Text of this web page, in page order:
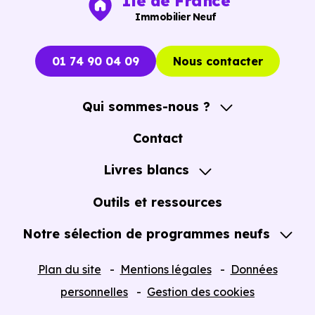
immobiliers neufs à Villeparisis (77270)
Immobilier Neuf
01 74 90 04 09 Nous contacter
Qui sommes-nous ?
A propos
Contact
Livres blancs
Guide de l'Achat immobilier neuf en VEFA
Outils et ressources
Notre sélection de programmes neufs
Plan du site Mentions légales
Données
personnelles
Gestion des cookies